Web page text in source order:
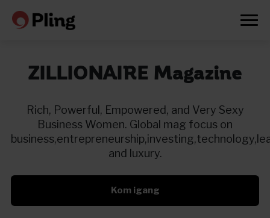
ZILLIONAIRE Magazine
Rich, Powerful, Empowered, and Very Sexy
Business Women. Global mag focus on
and luxury.
Kom igang